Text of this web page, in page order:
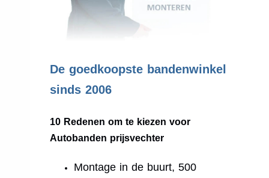
De goedkoopste bandenwinkel
sinds 2006
10 Redenen om te kiezen voor
Autobanden prijsvechter
Montage in de buurt, 500